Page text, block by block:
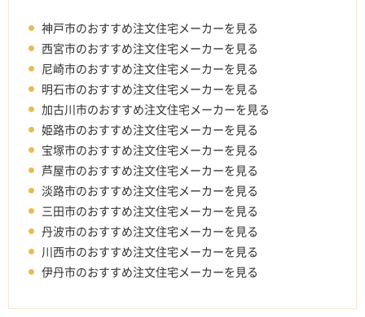
神戸市のおすすめ注文住宅メーカーを見る
西宮市のおすすめ注文住宅メーカーを見る
尼崎市のおすすめ注文住宅メーカーを見る
明石市のおすすめ注文住宅メーカーを見る
加古川市のおすすめ注文住宅メーカーを見る
姫路市のおすすめ注文住宅メーカーを見る
宝塚市のおすすめ注文住宅メーカーを見る
芦屋市のおすすめ注文住宅メーカーを見る
淡路市のおすすめ注文住宅メーカーを見る
三田市のおすすめ注文住宅メーカーを見る
丹波市のおすすめ注文住宅メーカーを見る
川西市のおすすめ注文住宅メーカーを見る
伊丹市のおすすめ注文住宅メーカーを見る